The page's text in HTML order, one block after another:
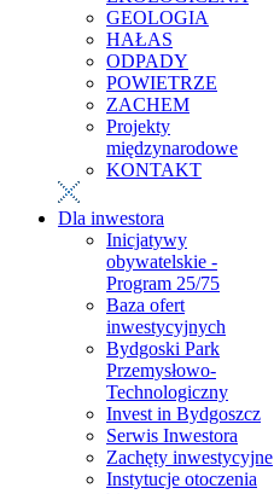
GEOLOGIA
HAŁAS
ODPADY
POWIETRZE
ZACHEM
Projekty
międzynarodowe
KONTAKT
Dla inwestora
Inicjatywy
obywatelskie -
Program 25/75
Baza ofert
inwestycyjnych
Bydgoski Park
Przemysłowo-
Technologiczny
Invest in Bydgoszcz
Serwis Inwestora
Zachęty inwestycyjne
Instytucje otoczenia